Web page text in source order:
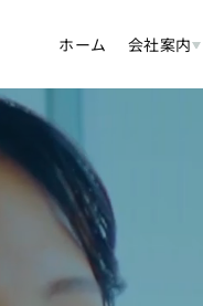
ホーム 会社案内